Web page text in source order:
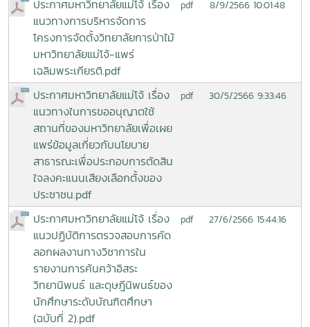
ประกาศมหาวิทยาลัยแม่โจ้ เรื่อง
แนวทางการบริหารจัดการ
โครงการจัดตั้งวิทยาลัยการป่าไม้
มหาวิทยาลัยแม่โจ้-แพร่
เฉลิมพระเกียรติ.pdf
pdf 8/9/2566 10:01:48
ประกาศมหาวิทยาลัยแม่โจ้ เรื่อง
แนวทางในการขออนุญาตใช้
สถานที่ของมหาวิทยาลัยเพื่อเผย
แพร่ข้อมูลเกี่ยวกับนโยบาย
สาธารณะเพื่อประกอบการตัดสิน
ใจลงคะแนนเสียงเลือกตั้งของ
ประชาชน.pdf
pdf 30/5/2566 9:33:46
ประกาศมหาวิทยาลัยแม่โจ้ เรื่อง
แนวปฏิบัติการตรวจสอบการคัด
ลอกผลงานทางวิชาการใน
รายงานการค้นคว้าอิสระ
วิทยานิพนธ์ และดุษฎีนิพนธ์ของ
นักศึกษาระดับบัณฑิตศึกษา
(ฉบับที่ 2).pdf
pdf 27/6/2566 15:44:16